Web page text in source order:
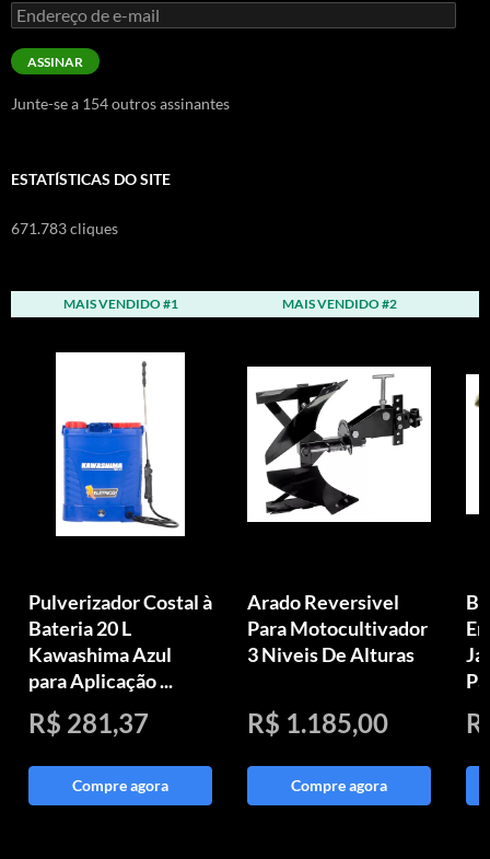
Endereço
de
e-
mailASSINAR
Junte-se a 154 outros assinantes
ESTATÍSTICAS DO SITE
671.783 cliques
MAIS VENDIDO #1
Pulverizador Costal à
Bateria 20 L
Kawashima Azul
para Aplicação ...
R$ 281,37
Compre agora
MAIS VENDIDO #2
Arado Reversivel
Para Motocultivador
3 Niveis De Alturas
R$ 1.185,00
Compre agora